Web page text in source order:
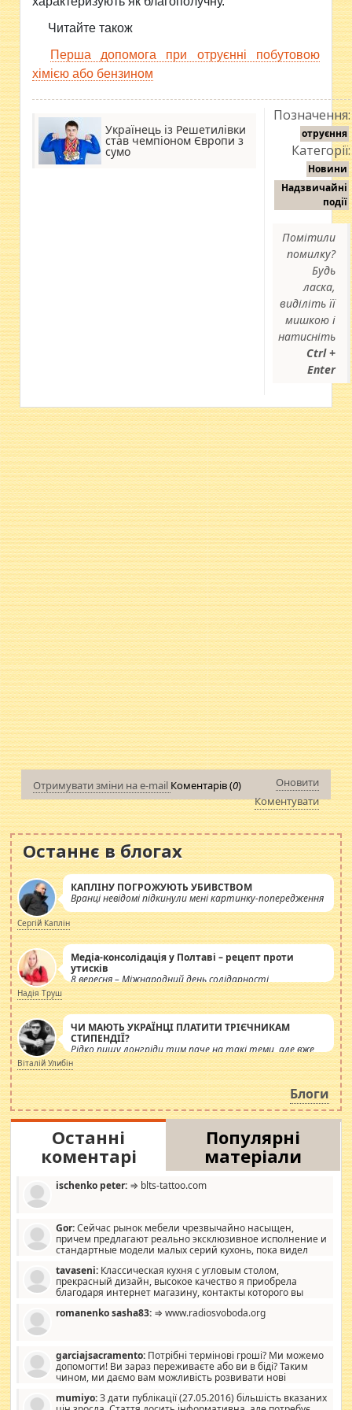
Читайте також
Перша допомога при отруєнні побутовою
хімією або бензином
Українець із Решетилівки
став чемпіоном Європи з
сумо
Позначення:
отруєння
Категорії:
Новини
Надзвичайні
події
Помітили
помилку?
Будь
ласка,
виділіть її
мишкою і
натисніть
Ctrl +
Enter
Отримувати зміни на e-mail Коментарів (0)
Оновити
Коментувати
Останнє в блогах
КАПЛІНУ ПОГРОЖУЮТЬ УБИВСТВОМ
Вранці невідомі підкинули мені картинку-попередження
Сергій Каплін
Медіа-консолідація у Полтаві – рецепт проти
утисків
8 вересня – Міжнародний день солідарності
журналістів.
Надія Труш
ЧИ МАЮТЬ УКРАЇНЦІ ПЛАТИТИ ТРІЄЧНИКАМ
СТИПЕНДІЇ?
Рідко пишу лонгріди тим паче на такі теми, але вже
просто дістало! Обурюють сьогоднішні інсенуації
навколо стипендіального питання. Штучно
роздувається ще одна соціальна катастрофа.
Віталій Улибін
Блоги
Останні
коментарі
Популярні
матеріали
ischenko peter: ⇒ blts-tattoo.com
Gor:Сейчас рынок мебели чрезвычайно насыщен,
причем предлагают реально эксклюзивное исполнение и
стандартные модели малых серий кухонь, пока видел
стандартные формы, в MebelOk, креативненько и что главное -
со вкусом все в порядке, без ненужных наворотов удорожающих
мебель, а это не последний фактор.
tavaseni: Классическая кухня с угловым столом,
прекрасный дизайн, высокое качество я приобрела
благодаря интернет магазину, контакты которого вы
romanenko sasha83: ⇒ www.radiosvoboda.org
garciajsacramento: Потрібні термінові гроші? Ми можемо
допомогти! Ви зараз переживаєте або ви в біді? Таким
чином, ми даємо вам можливість розвивати нові
допомагати людям, які намагаються дати їм шанс. Кожен
mumiyo:З дати публікації (27.05.2016) більшість вказаних